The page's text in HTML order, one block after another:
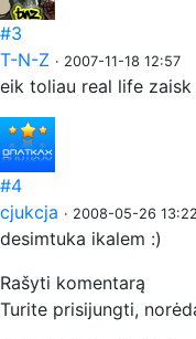
#3
T-N-Z · 2007-11-18 12:57
eik toliau real life zaisk
#4
cjukcja · 2008-05-26 13:22
desimtuka ikalem :)
Rašyti komentarą
Turite prisijungti,